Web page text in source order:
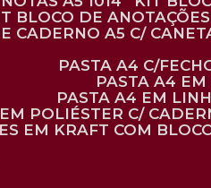
BLOCO DE
CADERNO A5 C/
PASTA A4 C/
PASTA A4
PASTA A4 EM
EM POLIÉSTER C/
EM KRAFT COM